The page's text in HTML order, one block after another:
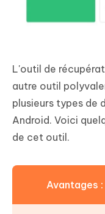
L'outil de
autre outil
plusieurs types de
Android. Voici
de cet outil.
Avantages :